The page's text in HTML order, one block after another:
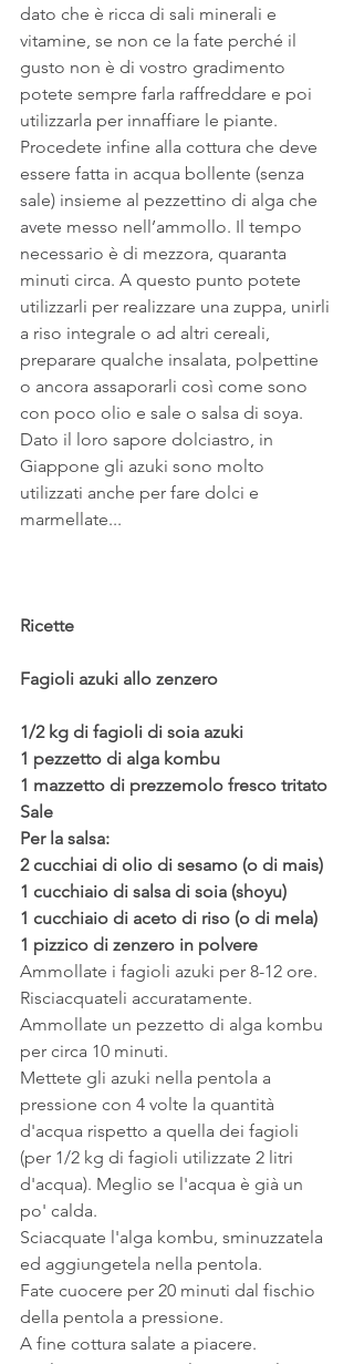
dato che è ricca di sali minerali e
vitamine, se non ce la fate perché il
gusto non è di vostro gradimento
potete sempre farla raffreddare e poi
utilizzarla per innaffiare le piante.
Procedete infine alla cottura che deve
essere fatta in acqua bollente (senza
sale) insieme al pezzettino di alga che
avete messo nell’ammollo. Il tempo
necessario è di mezzora, quaranta
minuti circa. A questo punto potete
utilizzarli per realizzare una zuppa, unirli
a riso integrale o ad altri cereali,
preparare qualche insalata, polpettine
o ancora assaporarli così come sono
con poco olio e sale o salsa di soya.
Dato il loro sapore dolciastro, in
Giappone gli azuki sono molto
utilizzati anche per fare dolci e
marmellate...
Ricette
Fagioli azuki allo zenzero
1/2 kg di fagioli di soia azuki
1 pezzetto di alga kombu
1 mazzetto di prezzemolo fresco tritato
Sale
Per la salsa:
2 cucchiai di olio di sesamo (o di mais)
1 cucchiaio di salsa di soia (shoyu)
1 cucchiaio di aceto di riso (o di mela)
1 pizzico di zenzero in polvere
Ammollate i fagioli azuki per 8-12 ore.
Risciacquateli accuratamente.
Ammollate un pezzetto di alga kombu
per circa 10 minuti.
Mettete gli azuki nella pentola a
pressione con 4 volte la quantità
d'acqua rispetto a quella dei fagioli
(per 1/2 kg di fagioli utilizzate 2 litri
d'acqua). Meglio se l'acqua è già un
po' calda.
Sciacquate l'alga kombu, sminuzzatela
ed aggiungetela nella pentola.
Fate cuocere per 20 minuti dal fischio
della pentola a pressione.
A fine cottura salate a piacere.